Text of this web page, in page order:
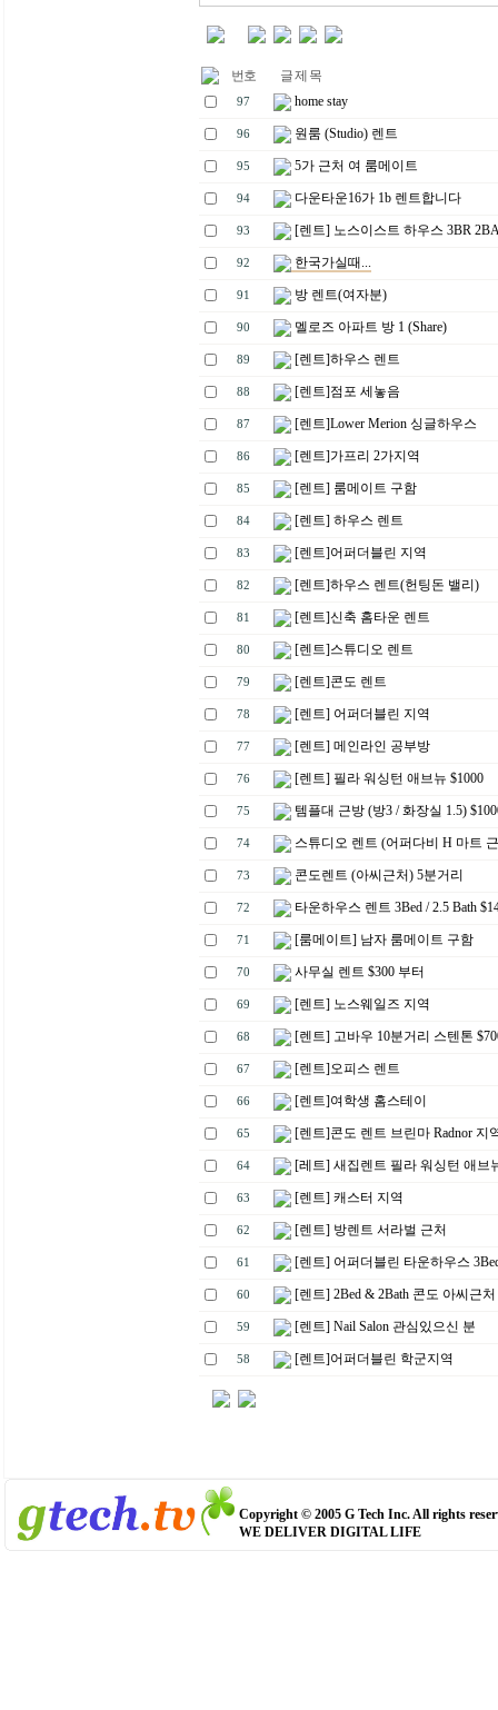
번호 글 제 목
97 home stay
96 원룸 (Studio) 렌트
95 5가 근처 여 룸메이트
94 다운타운16가 1b 렌트합니다
93 [렌트] 노스이스트 하우스 3BR
92 한국가실때...
91 방 렌트(여자분)
90 멜로즈 아파트 방 1 (Share)
89 [렌트]하우스 렌트
88 [렌트]점포 세놓음
87 [렌트]Lower Merion 싱글하우스
86 [렌트]가프리 2가지역
85 [렌트] 룸메이트 구함
84 [렌트] 하우스 렌트
83 [렌트]어퍼더블린 지역
82 [렌트]하우스 렌트(헌팅돈 밸리)
81 [렌트]신축 홈타운 렌트
80 [렌트]스튜디오 렌트
79 [렌트]콘도 렌트
78 [렌트] 어퍼더블린 지역
77 [렌트] 메인라인 공부방
76 [렌트] 필라 워싱턴 애브뉴 $1000
75 템플대 근방 (방3 / 화장실 1.5)
74 스튜디오 렌트 (어퍼다비 H 마트
73 콘도렌트 (아씨근처) 5분거리
72 타운하우스 렌트 3Bed / 2.5 Bath
71 [룸메이트] 남자 룸메이트 구함
70 사무실 렌트 $300 부터
69 [렌트] 노스웨일즈 지역
68 [렌트] 고바우 10분거리 스텐톤
67 [렌트]오피스 렌트
66 [렌트]여학생 홈스테이
65 [렌트]콘도 렌트 브린마 Radnor 지
64 [레트] 새집렌트 필라 워싱턴 애브
63 [렌트] 캐스터 지역
62 [렌트] 방렌트 서라벌 근처
61 [렌트] 어퍼더블린 타운하우스
60 [렌트] 2Bed & 2Bath 콘도 아씨근처
59 [렌트] Nail Salon 관심있으신 분
58 [렌트]어퍼더블린 학군지역
Copyright © 2005 G Tech Inc. All rights
WE DELIVER DIGITAL LIFE